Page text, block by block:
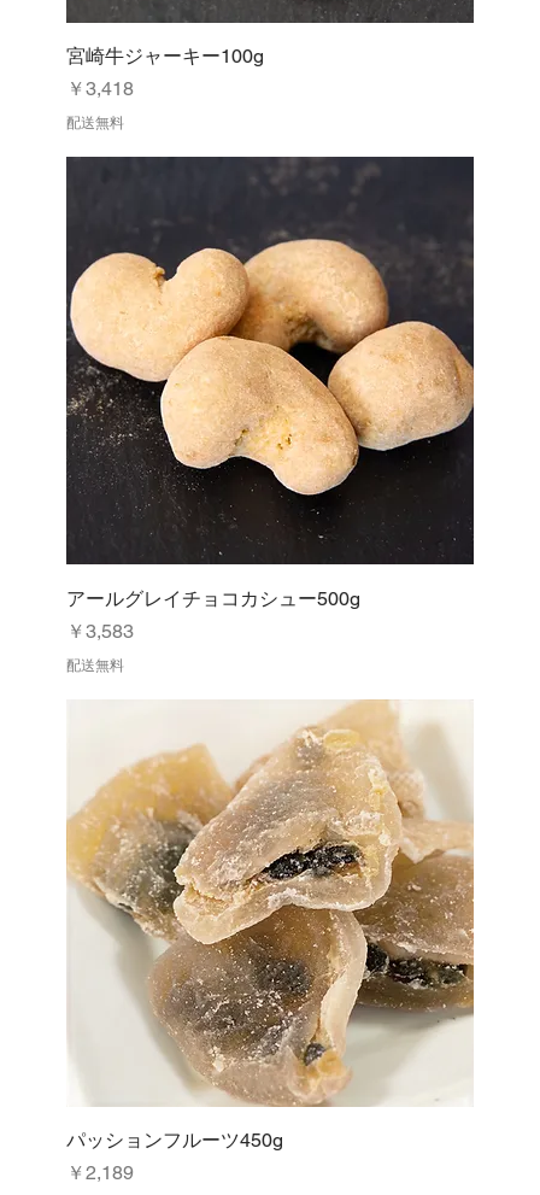
宮崎牛ジャーキー100g
価格
￥3,418
配送無料
アールグレイチョコカシュー500g
価格
￥3,583
配送無料
パッションフルーツ450g
価格
￥2,189